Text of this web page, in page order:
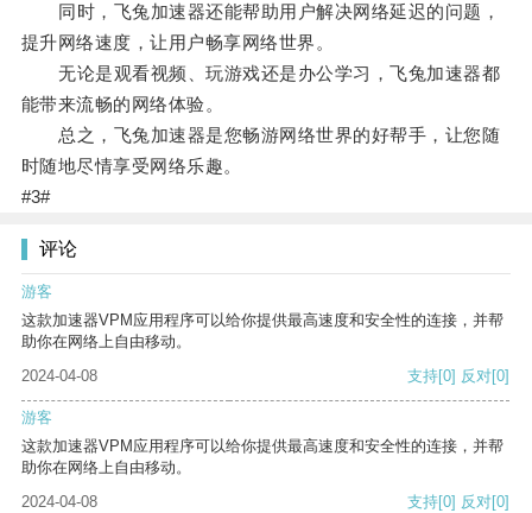
同时，飞兔加速器还能帮助用户解决网络延迟的问题，
提升网络速度，让用户畅享网络世界。
无论是观看视频、玩游戏还是办公学习，飞兔加速器都
能带来流畅的网络体验。
总之，飞兔加速器是您畅游网络世界的好帮手，让您随
时随地尽情享受网络乐趣。
#3#
评论
游客
这款加速器VPM应用程序可以给你提供最高速度和安全性的连接，并帮
助你在网络上自由移动。
2024-04-08
支持[0] 反对[0]
游客
这款加速器VPM应用程序可以给你提供最高速度和安全性的连接，并帮
助你在网络上自由移动。
2024-04-08
支持[0] 反对[0]